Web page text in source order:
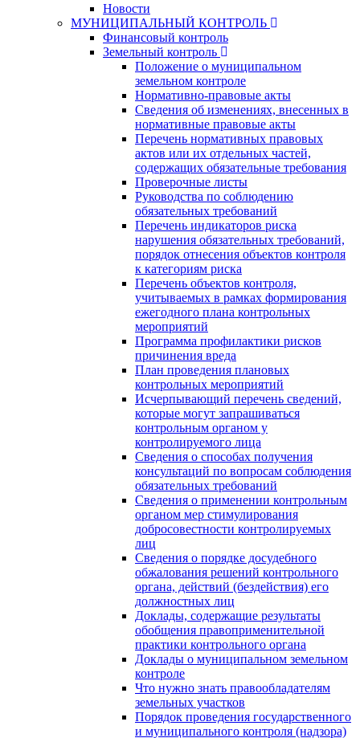
Новости
МУНИЦИПАЛЬНЫЙ КОНТРОЛЬ
Финансовый контроль
Земельный контроль
Положение о муниципальном
земельном контроле
Нормативно-правовые акты
Сведения об изменениях, внесенных в
нормативные правовые акты
Перечень нормативных правовых
актов или их отдельных частей,
содержащих обязательные требования
Проверочные листы
Руководства по соблюдению
обязательных требований
Перечень индикаторов риска
нарушения обязательных требований,
порядок отнесения объектов контроля
к категориям риска
Перечень объектов контроля,
учитываемых в рамках формирования
ежегодного плана контрольных
мероприятий
Программа профилактики рисков
причинения вреда
План проведения плановых
контрольных мероприятий
Исчерпывающий перечень сведений,
которые могут запрашиваться
контрольным органом у
контролируемого лица
Сведения о способах получения
консультаций по вопросам соблюдения
обязательных требований
Сведения о применении контрольным
органом мер стимулирования
добросовестности контролируемых
лиц
Сведения о порядке досудебного
обжалования решений контрольного
органа, действий (бездействия) его
должностных лиц
Доклады, содержащие результаты
обобщения правоприменительной
практики контрольного органа
Доклады о муниципальном земельном
контроле
Что нужно знать правообладателям
земельных участков
Порядок проведения государственного
и муниципального контроля (надзора)